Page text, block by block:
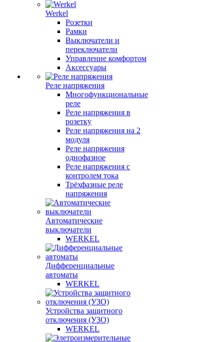
Werkel
Розетки
Рамки
Выключатели и
переключатели
Управление комфортом
Аксессуары
Реле напряжения
Многофункциональные
реле
Реле напряжения в
розетку
Реле напряжения на 2
модуля
Реле напряжения
однофазное
Реле напряжения с
контролем тока
Трёхфазные реле
напряжения
Автоматические
выключатели
WERKEL
Дифференциальные
автоматы
WERKEL
Устройства защитного
отключения (УЗО)
WERKEL